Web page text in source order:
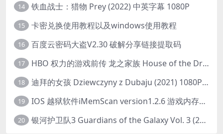
14 铁血战士：猎物 Prey (2022) 中英字幕 1080P
15 卡密兑换使用教程以及windows使用教程
16 百度云密码大盗V2.30 破解分享链接提取码
17 HBO 权力的游戏前传 龙之家族 House of the Dragon (2022) 中字 1080P 更新4集
18 迪拜的女孩 Dziewczyny z Dubaju (2021) 1080P 中字
19 IOS 越狱软件iMemScan version1.2.6 游戏内存修改器
20 银河护卫队3 Guardians of the Galaxy Vol. 3 (2023)4K高清资源1080p只分享精品